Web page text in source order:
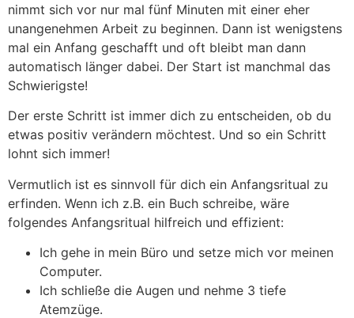
nimmt sich vor nur mal fünf Minuten mit einer eher
unangenehmen Arbeit zu beginnen. Dann ist wenigstens
mal ein Anfang geschafft und oft bleibt man dann
automatisch länger dabei. Der Start ist manchmal das
Schwierigste!
Der erste Schritt ist immer dich zu entscheiden, ob du
etwas positiv verändern möchtest. Und so ein Schritt
lohnt sich immer!
Vermutlich ist es sinnvoll für dich ein Anfangsritual zu
erfinden. Wenn ich z.B. ein Buch schreibe, wäre
folgendes Anfangsritual hilfreich und effizient:
Ich gehe in mein Büro und setze mich vor meinen
Computer.
Ich schließe die Augen und nehme 3 tiefe
Atemzüge.